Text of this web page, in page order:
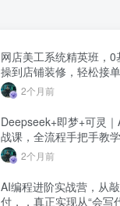
网店美工系统精英班，
操到店铺装修，轻松接
2个月前
Deepseek+即梦+可灵
战课，全流程手把手教学
2个月前
AI编程进阶实战营，从
付，，真正实现从“会写